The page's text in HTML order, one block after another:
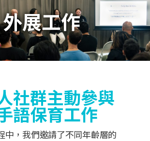
外展工作
社群主動參與
語保育工作
中，我們邀請了不同年齡層的